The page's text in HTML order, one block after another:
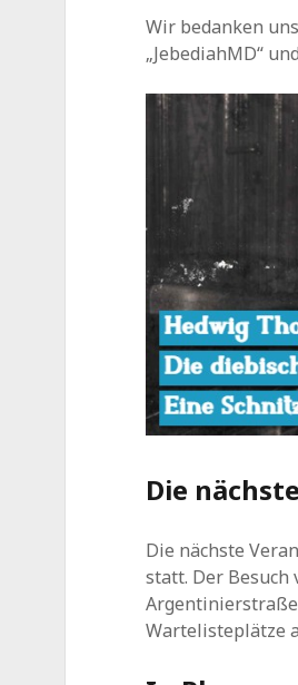
Wir bedanken
„JebediahMD“
Die
Die nächste
statt. Der
Wartelisteplätze